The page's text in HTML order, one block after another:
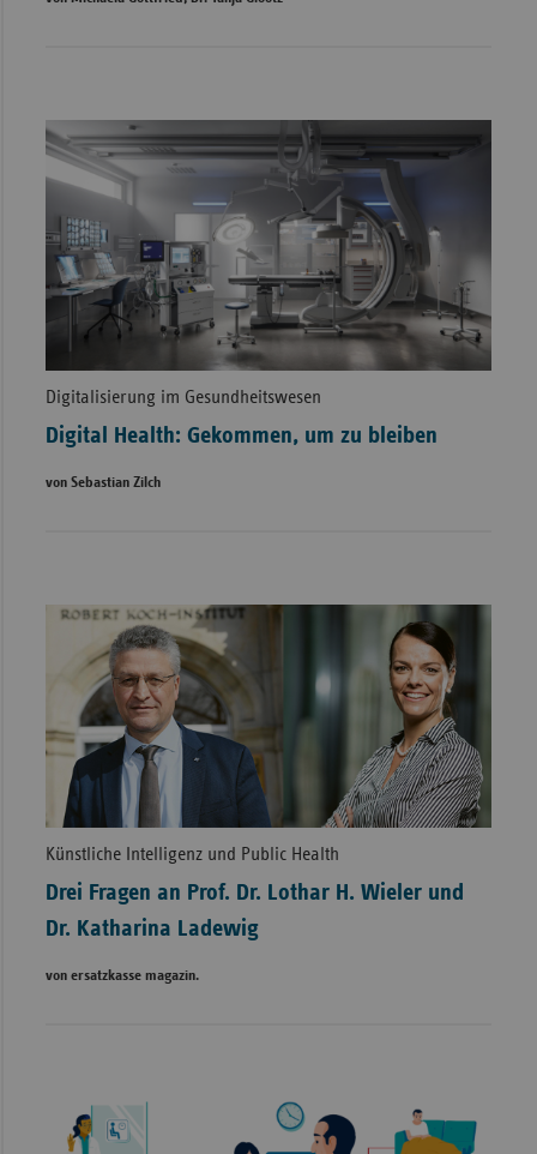
Digitalisierung im Gesundheitswesen
Digital Health: Gekommen, um zu bleiben
von Sebastian Zilch
Künstliche Intelligenz und Public Health
Drei Fragen an Prof. Dr. Lothar H. Wieler und
Dr. Katharina Ladewig
von ersatzkasse magazin.